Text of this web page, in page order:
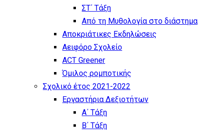
ΣΤ΄ Τάξη
Από τη Μυθολογία στο διάστημα
Αποκριάτικες Εκδηλώσεις
Αειφόρο Σχολείο
ACT Greener
Όμιλος ρομποτικής
Σχολικό έτος 2021-2022
Εργαστήρια Δεξιοτήτων
Α΄ Τάξη
Β΄ Τάξη